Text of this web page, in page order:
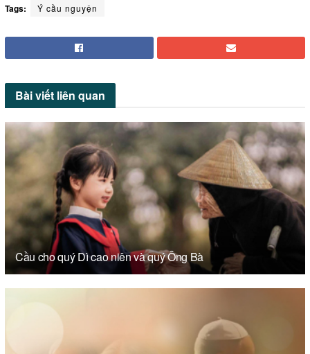
Tags: Ý cầu nguyện
Bài viết liên quan
Cầu cho quý Dì cao niên và quý Ông Bà